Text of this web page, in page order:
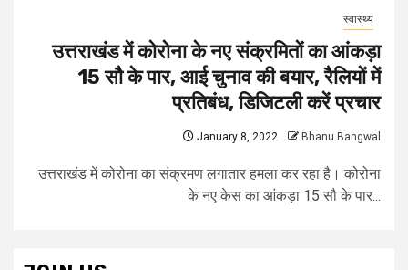
स्वास्थ्य
उत्तराखंड में कोरोना के नए संक्रमितों का आंकड़ा
15 सौ के पार, आई चुनाव की बयार, रैलियों में
प्रतिबंध, डिजिटली करें प्रचार
January 8, 2022 Bhanu Bangwal
उत्तराखंड में कोरोना का संक्रमण लगातार हमला कर रहा है। कोरोना
के नए केस का आंकड़ा 15 सौ के पार...